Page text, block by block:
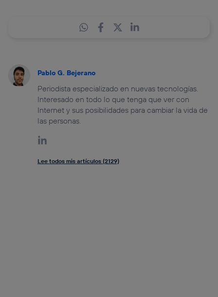
Pablo G. Bejerano
Periodista especializado en nuevas tecnologías.
Interesado en todo lo que tenga que ver con
Internet y sus posibilidades para cambiar la vida de
las personas.
Lee todos mis artículos (2129)